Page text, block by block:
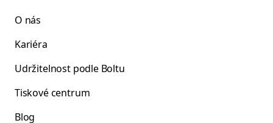
O nás
Kariéra
Udržitelnost podle Boltu
Tiskové centrum
Blog